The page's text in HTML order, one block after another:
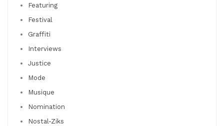
Featuring
Festival
Graffiti
Interviews
Justice
Mode
Musique
Nomination
Nostal-Ziks